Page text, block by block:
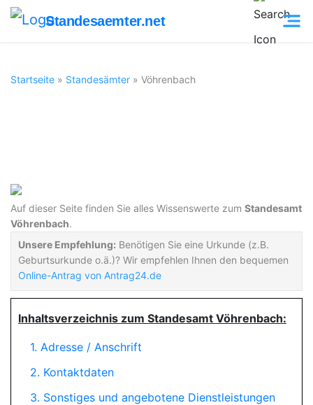
Standesaemter.net
Startseite » Standesämter » Vöhrenbach
Auf dieser Seite finden Sie alles Wissenswerte zum Standesamt
Vöhrenbach.
Unsere Empfehlung: Benötigen Sie eine Urkunde (z.B.
Geburtsurkunde o.ä.)? Wir empfehlen Ihnen den bequemen
Online-Antrag von Antrag24.de
Inhaltsverzeichnis zum Standesamt Vöhrenbach:
1. Adresse / Anschrift
2. Kontaktdaten
3. Sonstiges und angebotene Dienstleistungen